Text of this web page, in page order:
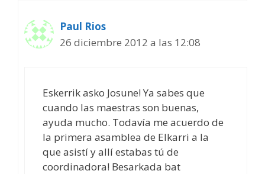
Paul Rios
26 diciembre 2012 a las 12:08
Eskerrik asko Josune! Ya sabes que
cuando las maestras son buenas,
ayuda mucho. Todavía me acuerdo de
la primera asamblea de Elkarri a la
que asistí y allí estabas tú de
coordinadora! Besarkada bat